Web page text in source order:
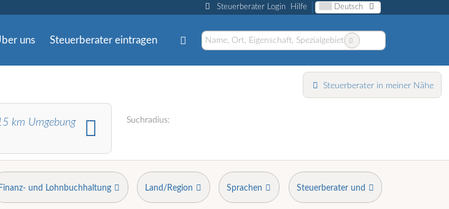
Steuerberater Login Hilfe Deutsch
uns Steuerberater eintragen
Steuerberater in meiner Nähe
km Umgebung Suchradius:
Finanz- und Lohnbuchhaltung Land/Region Sprachen Steuerberater und